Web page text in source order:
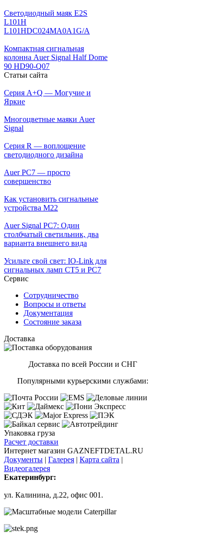
Светодиодный маяк E2S
L101H
L101HDC024MA0A1G/A
Компактная сигнальная
колонна Auer Signal Half Dome
90 HD90-Q07
Статьи сайта
Серия A+Q — Могучие и
Яркие
Многоцветные маяки Auer
Signal
Серия R — воплощение
светодиодного дизайна
Auer PC7 — просто
совершенство
Как установить сигнальные
устройства М22
Auer Signal PC7: Один
столбчатый светильник, два
варианта внешнего вида
Усильте свой свет: IO-Link для
сигнальных ламп CT5 и PC7
Сервис
Сотрудничество
Вопросы и ответы
Документация
Состояние заказа
Доставка
Доставка по всей России и СНГ
Популярными курьерскими службами:
Упаковка груза
Расчет доставки
Интернет магазин GAZNEFTDETAL.RU
Документы | Галерея | Карта сайта |
Видеогалерея
Екатеринбург:
ул. Калинина, д.22, офис 001.